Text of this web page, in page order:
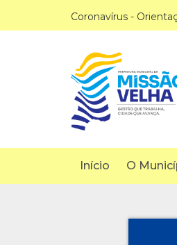
Coronavírus -
Início O